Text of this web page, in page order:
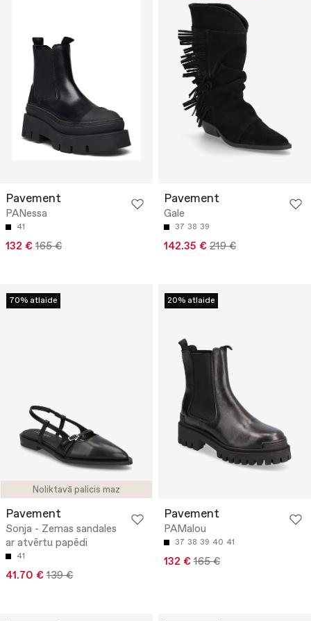
Pavement
PANessa
41
132 € 165 €
Pavement
Gale
37 38 39
142.35 € 219 €
Noliktavā palicis maz
70% atlaide
Pavement
Sonja - Zemas sandales
ar atvērtu papēdi
41
41.70 € 139 €
20% atlaide
Pavement
PAMalou
37 38 39 40 41
132 € 165 €